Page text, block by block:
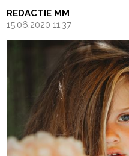
REDACTIE MM
15.06.2020 11:37